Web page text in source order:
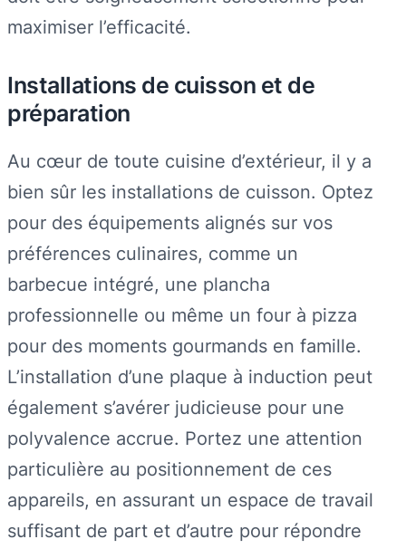
maximiser l’efficacité.
Installations de cuisson et de
préparation
Au cœur de toute cuisine d’extérieur, il y a
bien sûr les installations de cuisson. Optez
pour des équipements alignés sur vos
préférences culinaires, comme un
barbecue intégré, une plancha
professionnelle ou même un four à pizza
pour des moments gourmands en famille.
L’installation d’une plaque à induction peut
également s’avérer judicieuse pour une
polyvalence accrue. Portez une attention
particulière au positionnement de ces
appareils, en assurant un espace de travail
suffisant de part et d’autre pour répondre